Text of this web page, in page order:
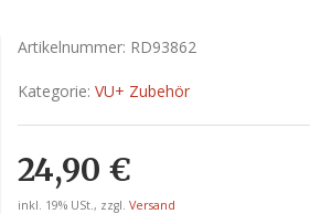
Artikelnummer: RD93862
Kategorie: VU+ Zubehör
24,90 €
inkl. 19% USt., zzgl. Versand